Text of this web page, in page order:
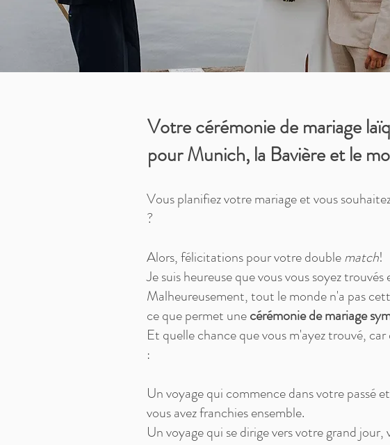
Votre cérémonie de mariage
pour Munich, la Bavière et le
Vous planifiez votre mariage et vous
?
Alors, félicitations pour votre doublematch!
Je suis heureuse que vous vous soyez
Malheureusement, tout le monde n'a pas
ce que permet unecérémonie de mariage
Et quelle chance que vous m'ayez trouvé,
:
Un voyage qui commence dans votre passé
vous avez franchies ensemble.
Un voyage qui se dirige vers votre grand